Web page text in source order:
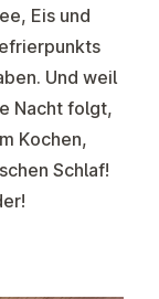
Eis und
Und weil
Nacht folgt,
Kochen,
Schlaf!